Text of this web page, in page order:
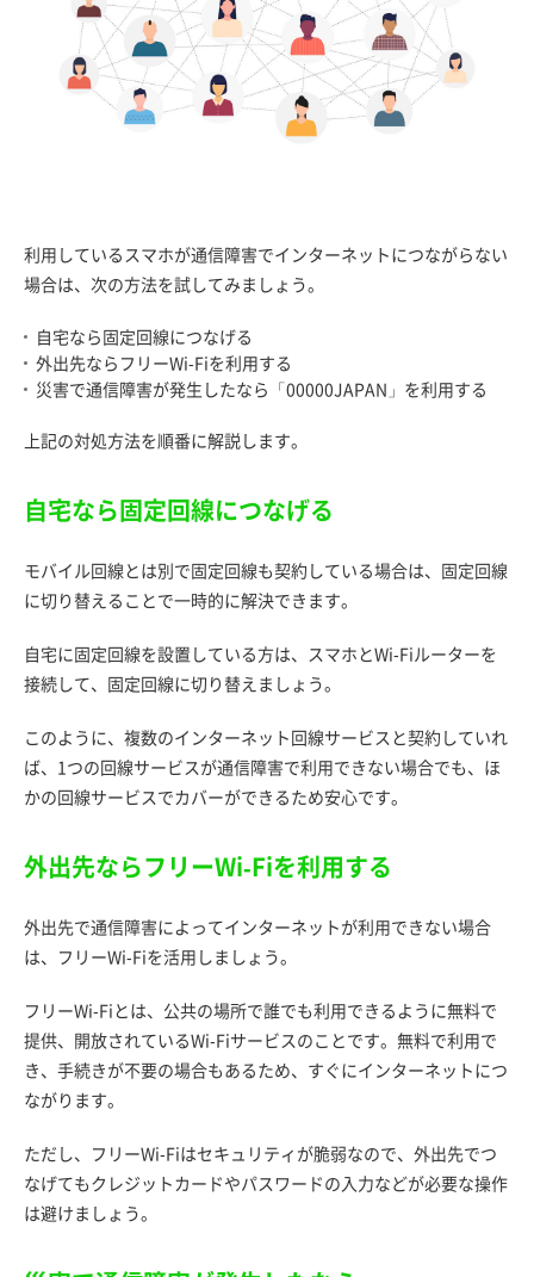
利用しているスマホが通信障害でインターネットにつながらない
場合は、次の方法を試してみましょう。
自宅なら固定回線につなげる
外出先ならフリーWi-Fiを利用する
災害で通信障害が発生したなら「00000JAPAN」を利用する
上記の対処方法を順番に解説します。
自宅なら固定回線につなげる
モバイル回線とは別で固定回線も契約している場合は、固定回線
に切り替えることで一時的に解決できます。
自宅に固定回線を設置している方は、スマホとWi-Fiルーターを
接続して、固定回線に切り替えましょう。
このように、複数のインターネット回線サービスと契約していれ
ば、1つの回線サービスが通信障害で利用できない場合でも、ほ
かの回線サービスでカバーができるため安心です。
外出先ならフリーWi-Fiを利用する
外出先で通信障害によってインターネットが利用できない場合
は、フリーWi-Fiを活用しましょう。
フリーWi-Fiとは、公共の場所で誰でも利用できるように無料で
提供、開放されているWi-Fiサービスのことです。無料で利用で
き、手続きが不要の場合もあるため、すぐにインターネットにつ
ながります。
ただし、フリーWi-Fiはセキュリティが脆弱なので、外出先でつ
なげてもクレジットカードやパスワードの入力などが必要な操作
は避けましょう。